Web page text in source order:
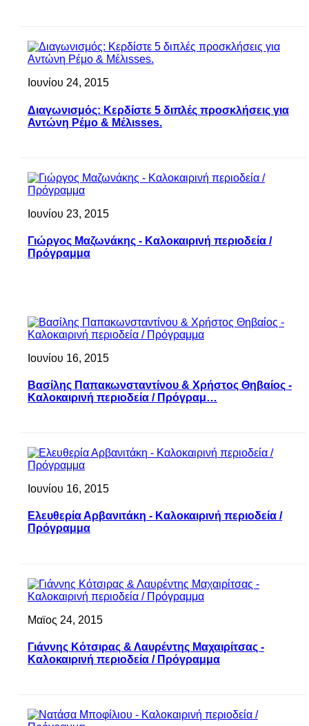
Ιουνίου 24, 2015
Διαγωνισμός: Κερδίστε 5 διπλές προσκλήσεις για
Αντώνη Ρέμο & Μέλιsses.
Ιουνίου 23, 2015
Γιώργος Μαζωνάκης - Καλοκαιρινή περιοδεία /
Πρόγραμμα
Ιουνίου 16, 2015
Βασίλης Παπακωνσταντίνου & Χρήστος Θηβαίος -
Καλοκαιρινή περιοδεία / Πρόγραμ…
Ιουνίου 16, 2015
Ελευθερία Αρβανιτάκη - Καλοκαιρινή περιοδεία /
Πρόγραμμα
Μαϊος 24, 2015
Γιάννης Κότσιρας & Λαυρέντης Μαχαιρίτσας -
Καλοκαιρινή περιοδεία / Πρόγραμμα